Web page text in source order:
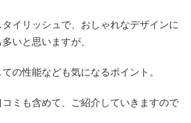
イリッシュで、おしゃれなデザインに
いと思いますが、
の性能なども気になるポイント。
ミも含めて、ご紹介していきますので